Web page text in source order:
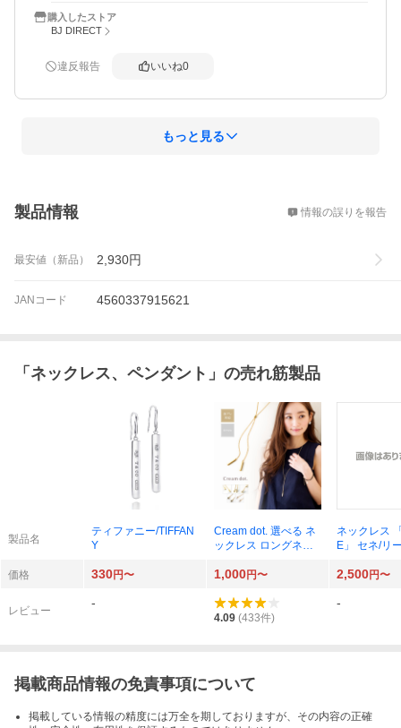
購入したストア
BJ DIRECT
違反報告 いいね0
もっと見る
製品情報 情報の誤りを報告
最安値（新品） 2,930円
JANコード 4560337915621
「 ネックレス、ペンダント 」の売れ筋製品
製品名
ティファニー/TIFFAN
Y
Cream dot. 選べる ネ
ックレス ロングネッ
ネックレス
E」 セネ/リ
ス レディー
価格 330円〜 1,000円〜 2,500円〜
レビュー
-
4.09 (433件)
-
掲載商品情報の免責事項について
掲載している情報の精度には万全を期しておりますが、その内容の正確